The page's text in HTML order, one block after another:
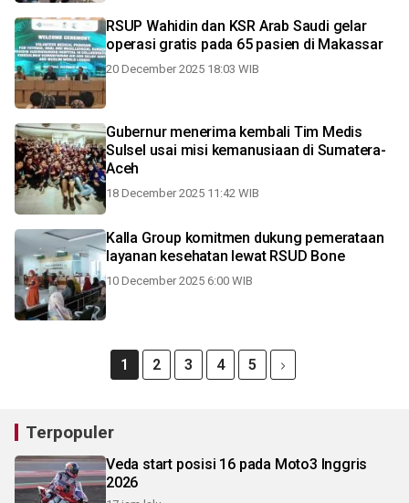
RSUP Wahidin dan KSR Arab Saudi gelar
operasi gratis pada 65 pasien di Makassar
20 December 2025 18:03 WIB
Gubernur menerima kembali Tim Medis
Sulsel usai misi kemanusiaan di Sumatera-
Aceh
18 December 2025 11:42 WIB
Kalla Group komitmen dukung pemerataan
layanan kesehatan lewat RSUD Bone
10 December 2025 6:00 WIB
1 2 3 4 5
Terpopuler
Veda start posisi 16 pada Moto3 Inggris
2026